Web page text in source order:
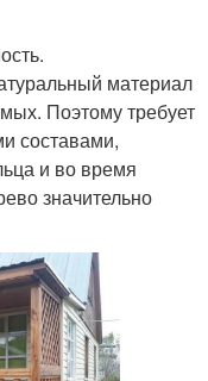
материал
Поэтому требует
составами,
и во время
значительно